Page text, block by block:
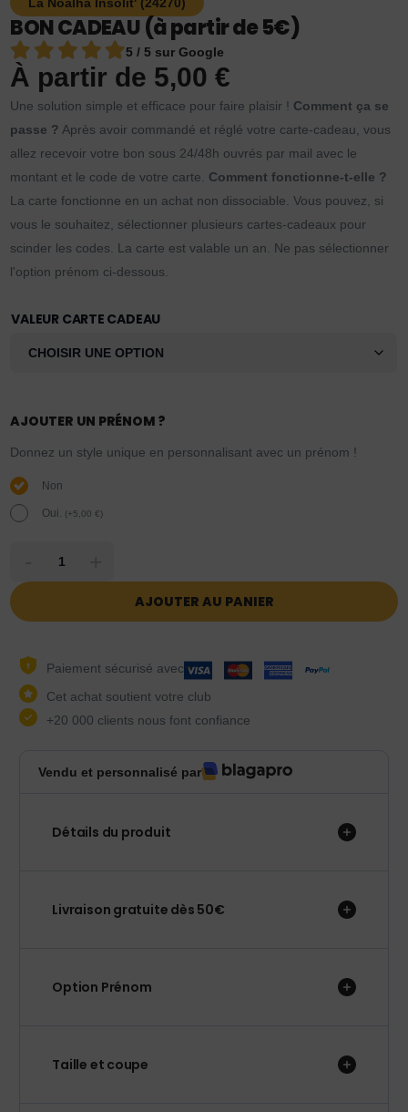
BON CADEAU (à partir de 5€)
5 / 5 sur Google
À partir de 5,00€
Une solution simple et efficace pour faire plaisir ! Comment ça se
passe ? Après avoir commandé et réglé votre carte-cadeau, vous
allez recevoir votre bon sous 24/48h ouvrés par mail avec le
montant et le code de votre carte. Comment fonctionne-t-elle ?
La carte fonctionne en un achat non dissociable. Vous pouvez, si
vous le souhaitez, sélectionner plusieurs cartes-cadeaux pour
scinder les codes. La carte est valable un an. Ne pas sélectionner
l'option prénom ci-dessous.
VALEUR CARTE CADEAU
AJOUTER UN PRÉNOM ?
Donnez un style unique en personnalisant avec un prénom !
Non
Oui. (+5,00€)
AJOUTER AU PANIER
Paiement sécurisé avec
Cet achat soutient votre club
+20 000 clients nous font confiance
Vendu et personnalisé par
Détails du produit
Livraison gratuite dès 50€
Option Prénom
Taille et coupe